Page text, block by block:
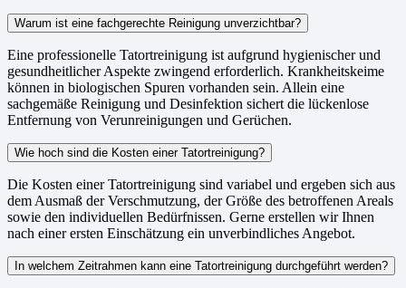
Warum ist eine fachgerechte Reinigung unverzichtbar?
Eine professionelle Tatortreinigung ist aufgrund hygienischer und
gesundheitlicher Aspekte zwingend erforderlich. Krankheitskeime
können in biologischen Spuren vorhanden sein. Allein eine
sachgemäße Reinigung und Desinfektion sichert die lückenlose
Entfernung von Verunreinigungen und Gerüchen.
Wie hoch sind die Kosten einer Tatortreinigung?
Die Kosten einer Tatortreinigung sind variabel und ergeben sich aus
dem Ausmaß der Verschmutzung, der Größe des betroffenen Areals
sowie den individuellen Bedürfnissen. Gerne erstellen wir Ihnen
nach einer ersten Einschätzung ein unverbindliches Angebot.
In welchem Zeitrahmen kann eine Tatortreinigung durchgeführt werden?